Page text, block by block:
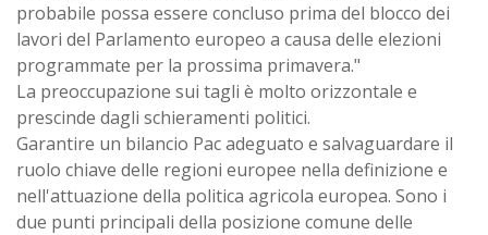
probabile possa essere concluso prima del blocco dei
lavori del Parlamento europeo a causa delle elezioni
programmate per la prossima primavera."
La preoccupazione sui tagli è molto orizzontale e
prescinde dagli schieramenti politici.
Garantire un bilancio Pac adeguato e salvaguardare il
ruolo chiave delle regioni europee nella definizione e
nell'attuazione della politica agricola europea. Sono i
due punti principali della posizione comune delle